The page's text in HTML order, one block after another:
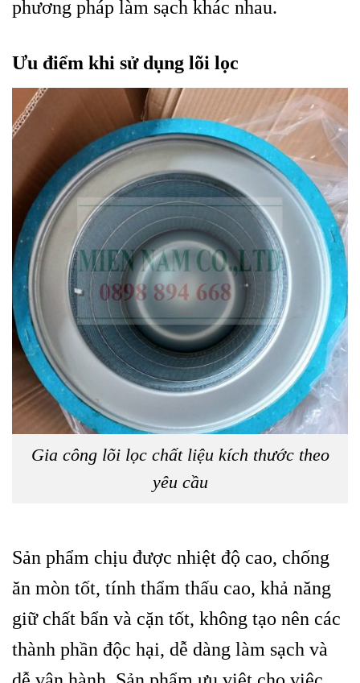
phương pháp làm sạch khác nhau.
Ưu điểm khi sử dụng lõi lọc
Gia công lõi lọc chất liệu kích thước theo
yêu cầu
Sản phẩm chịu được nhiệt độ cao, chống
ăn mòn tốt, tính thẩm thấu cao, khả năng
giữ chất bẩn và cặn tốt, không tạo nên các
thành phần độc hại, dễ dàng làm sạch và